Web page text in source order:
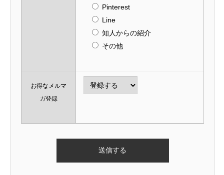
Pinterest
Line
知人からの紹介
その他
お得なメルマ
ガ登録